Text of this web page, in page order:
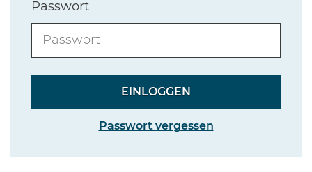
Passwort
Passwort vergessen